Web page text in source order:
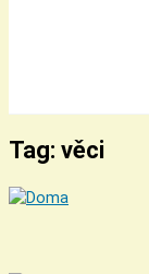
Tag: věci